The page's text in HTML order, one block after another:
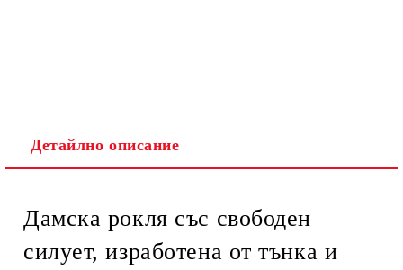
Детайлно описание
Дамска рокля със свободен
силует, изработена от тънка и